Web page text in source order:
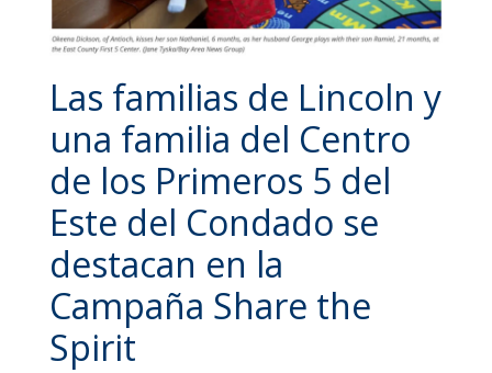
Las familias de Lincoln y
una familia del Centro
de los Primeros 5 del
Este del Condado se
destacan en la
Campaña Share the
Spirit